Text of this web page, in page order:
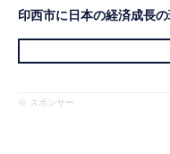
印西市に日本の経済成長
※ スポンサー